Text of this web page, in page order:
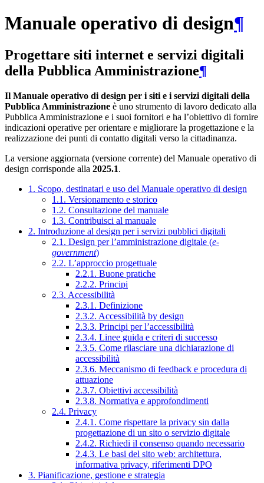
Manuale operativo di design¶
Progettare siti internet e servizi digitali
della Pubblica Amministrazione¶
Il Manuale operativo di design per i siti e i servizi digitali della
Pubblica Amministrazione è uno strumento di lavoro dedicato alla
Pubblica Amministrazione e i suoi fornitori e ha l’obiettivo di fornire
indicazioni operative per orientare e migliorare la progettazione e la
realizzazione dei punti di contatto digitali verso la cittadinanza.
La versione aggiornata (versione corrente) del Manuale operativo di
design corrisponde alla 2025.1.
1. Scopo, destinatari e uso del Manuale operativo di design
1.1. Versionamento e storico
1.2. Consultazione del manuale
1.3. Contribuisci al manuale
2. Introduzione al design per i servizi pubblici digitali
2.1. Design per l’amministrazione digitale (e-
government)
2.2. L’approccio progettuale
2.2.1. Buone pratiche
2.2.2. Principi
2.3. Accessibilità
2.3.1. Definizione
2.3.2. Accessibilità by design
2.3.3. Principi per l’accessibilità
2.3.4. Linee guida e criteri di successo
2.3.5. Come rilasciare una dichiarazione di
accessibilità
2.3.6. Meccanismo di feedback e procedura di
attuazione
2.3.7. Obiettivi accessibilità
2.3.8. Normativa e approfondimenti
2.4. Privacy
2.4.1. Come rispettare la privacy sin dalla
progettazione di un sito o servizio digitale
2.4.2. Richiedi il consenso quando necessario
2.4.3. Le basi del sito web: architettura,
informativa privacy, riferimenti DPO
3. Pianificazione, gestione e strategia